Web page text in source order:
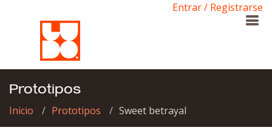
Entrar / Registrarse
Prototipos
Inicio Prototipos Sweet betrayal